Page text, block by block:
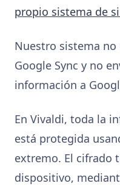
propio sistema de
Nuestro sistema
Google Sync y no
información a
En Vivaldi, toda la
está protegida
extremo. El cifrado
dispositivo,